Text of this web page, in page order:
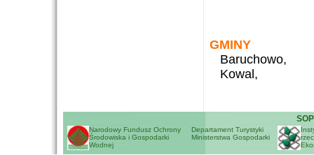
GMINY
Baruchowo,
Kowal,
Narodowy Fundusz Ochrony
Środowiska i Gospodarki
Wodnej
Departament Turystyki
Ministerstwa Gospodarki